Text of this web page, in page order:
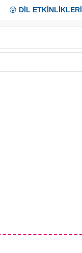
😲 DİL ETKİNLİKLERİ